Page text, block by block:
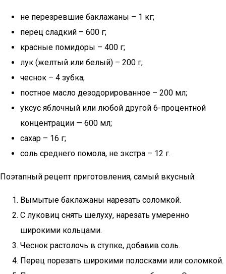
не перезревшие баклажаны – 1 кг;
перец сладкий – 600 г;
красные помидоры – 400 г;
лук (желтый или белый) – 200 г;
чеснок – 4 зубка;
постное масло дезодорированное – 200 мл;
уксус яблочный или любой другой 6-процентной
концентрации — 600 мл;
сахар – 16 г;
соль среднего помола, не экстра – 12 г.
Поэтапный рецепт приготовления, самый вкусный:
Вымытые баклажаны нарезать соломкой.
С луковиц снять шелуху, нарезать умеренно
широкими кольцами.
Чеснок растолочь в ступке, добавив соль.
Перец порезать широкими полосками или соломкой.